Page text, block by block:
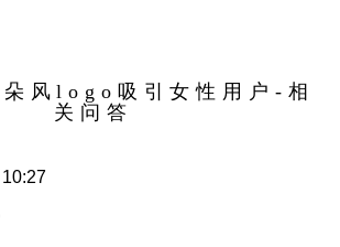
用，而在于它们被怎样使用，又被放进了什
的品牌语境里。
朵风logo吸引女性用户-相
关问答